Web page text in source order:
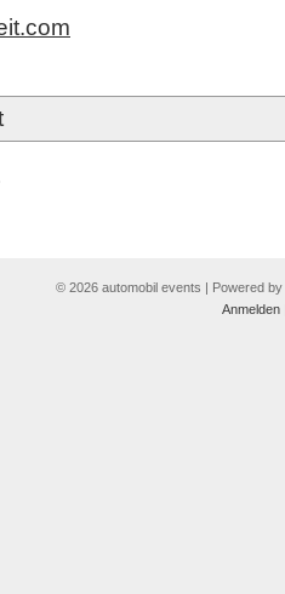
© 2026 automobil events | Powered by
Anmelden|